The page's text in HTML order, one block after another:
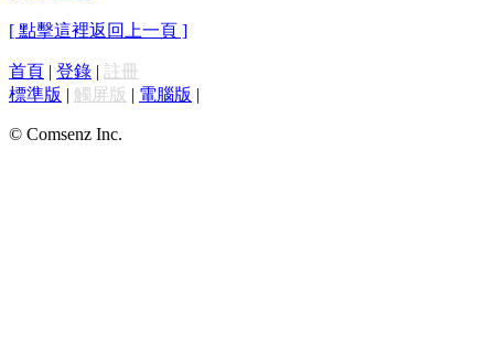
[ 點擊這裡返回上一頁 ]
首頁 | 登錄 | 註冊
標準版 | 觸屏版 | 電腦版 |
© Comsenz Inc.